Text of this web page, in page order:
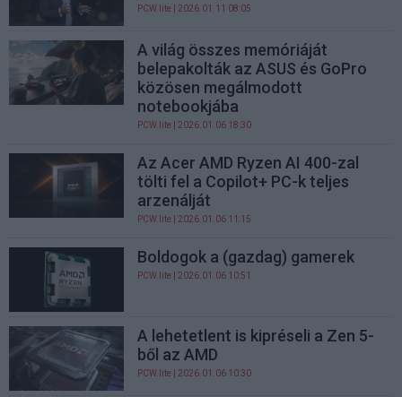
PCW.lite | 2026.01.11 08:05
A világ összes memóriáját
belepakolták az ASUS és GoPro
közösen megálmodott
notebookjába
PCW.lite | 2026.01.06 18:30
Az Acer AMD Ryzen AI 400-zal
tölti fel a Copilot+ PC-k teljes
arzenálját
PCW.lite | 2026.01.06 11:15
Boldogok a (gazdag) gamerek
PCW.lite | 2026.01.06 10:51
A lehetetlent is kipréseli a Zen 5-
ből az AMD
PCW.lite | 2026.01.06 10:30